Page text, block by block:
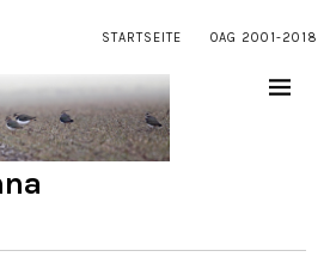
STARTSEITE OAG 2001-2018